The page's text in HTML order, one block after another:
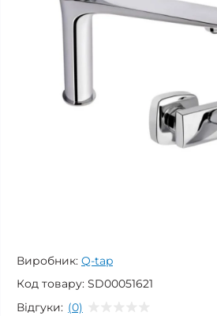
Виробник: Q-tap
Код товару: SD00051621
Відгуки: (0)